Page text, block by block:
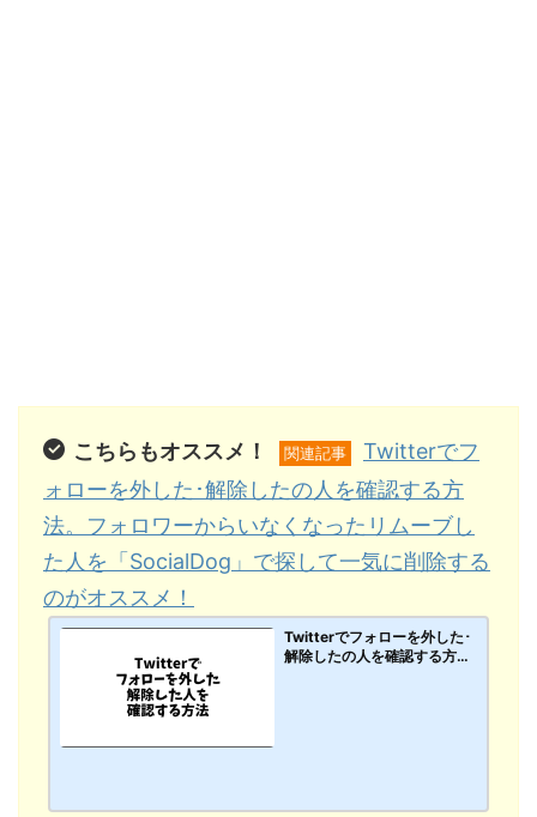
こちらもオススメ！ 関連記事
Twitterでフ
ォローを外した･解除したの人を確認する方
法。フォロワーからいなくなったリムーブし
た人を「SocialDog」で探して一気に削除する
のがオススメ！
Twitterでフォローを外した･
解除したの人を確認する方